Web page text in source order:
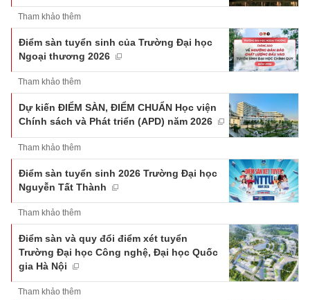
Tham khảo thêm
Điểm sàn tuyển sinh của Trường Đại học
Ngoại thương 2026
Tham khảo thêm
Dự kiến ĐIỂM SÀN, ĐIỂM CHUẨN Học viện
Chính sách và Phát triển (APD) năm 2026
Tham khảo thêm
Điểm sàn tuyển sinh 2026 Trường Đại học
Nguyễn Tất Thành
Tham khảo thêm
Điểm sàn và quy đổi điểm xét tuyển
Trường Đại học Công nghệ, Đại học Quốc
gia Hà Nội
Tham khảo thêm